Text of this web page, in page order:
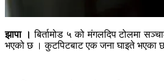
झापा । बिर्तामोड ५ को मंगलदिप टोलमा
भएको छ । कुटपिटबाट एक जना घाइते भएका